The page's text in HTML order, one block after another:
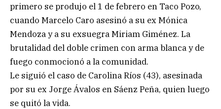
primero se produjo el 1 de febrero en Taco Pozo,
cuando Marcelo Caro asesinó a su ex Mónica
Mendoza y a su exsuegra Miriam Giménez. La
brutalidad del doble crimen con arma blanca y de
fuego conmocionó a la comunidad.
Le siguió el caso de Carolina Ríos (43), asesinada
por su ex Jorge Ávalos en Sáenz Peña, quien luego
se quitó la vida.